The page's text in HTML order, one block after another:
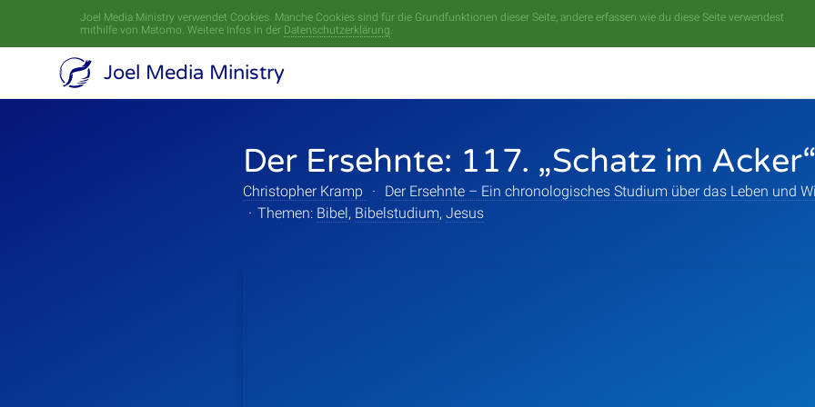
Joel Media Ministry verwendet Cookies. Manche Cookies sind für die Grundfunktionen dieser Seite, andere erfassen wie du diese Seite verwendest
mithilfe von Matomo. Weitere Infos in der Datenschutzerklärung.
Joel Media Ministry
Der Ersehnte: 117. „Schatz im Acker“
Christopher Kramp ·
Der Ersehnte – Ein chronologisches Studium über das Leben und
· Themen: Bibel, Bibelstudium, Jesus